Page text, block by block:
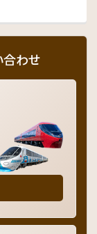
合わせ